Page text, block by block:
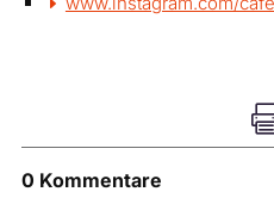
0 Kommentare